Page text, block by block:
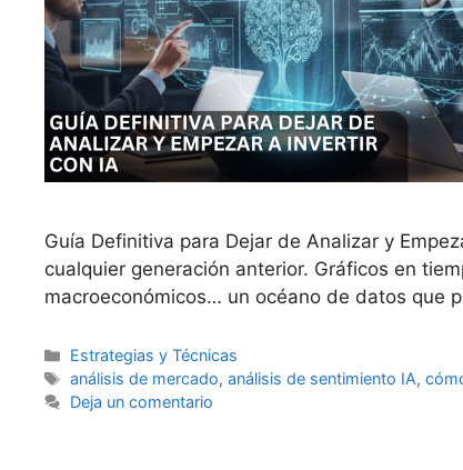
Guía Definitiva para Dejar de Analizar y
cualquier generación anterior. Gráficos en
macroeconómicos… un océano de datos que
Categorías
Estrategias y Técnicas
Etiquetas
análisis de mercado,análisis de sentimiento IA,
Deja un comentario